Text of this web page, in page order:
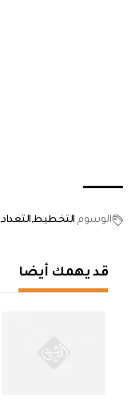
الوسوم التخطيط التعداد
قد يهمك أيضا